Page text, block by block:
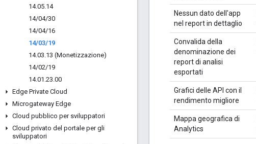
14.05.14
14/04/30
14/04/16
14/03/19
14.03.13 (Monetizzazione)
14/02/19
14.01 .23.00
Edge Private Cloud
Microgateway Edge
Cloud pubblico per sviluppatori
Cloud privato del portale per gli
sviluppatori
Nessun dato dell'app
nel report in dettaglio
Convalida della
denominazione dei
report di analisi
esportati
Grafici delle API con il
rendimento migliore
Mappa geografica di
Analytics